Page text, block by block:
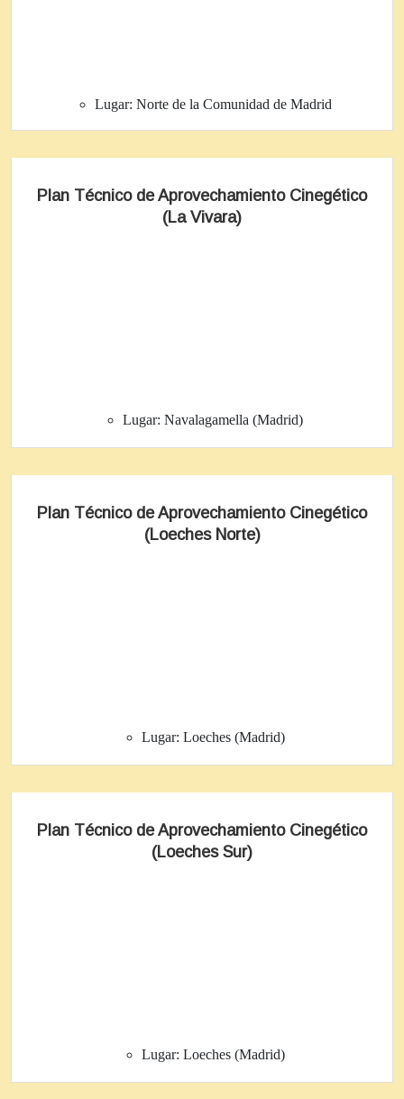
Lugar: Norte de la Comunidad de Madrid
Plan Técnico de Aprovechamiento Cinegético
(La Vivara)
Lugar: Navalagamella (Madrid)
Plan Técnico de Aprovechamiento Cinegético
(Loeches Norte)
Lugar: Loeches (Madrid)
Plan Técnico de Aprovechamiento Cinegético
(Loeches Sur)
Lugar: Loeches (Madrid)